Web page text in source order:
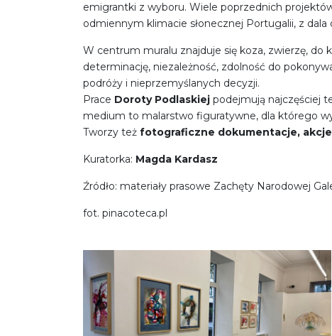
emigrantki z wyboru. Wiele poprzednich
odmiennym klimacie słonecznej Portugalii, z dala
W centrum muralu znajduje się koza, zwierzę,
determinację, niezależność, zdolność do
podróży i nieprzemyślanych decyzji.
Prace Doroty Podlaskiej podejmują najczęściej
medium to malarstwo figuratywne, dla którego
Tworzy też fotograficzne dokumentacje,
Kuratorka: Magda Kardasz
Źródło: materiały prasowe Zachęty Narodowej
fot. pinacoteca.pl